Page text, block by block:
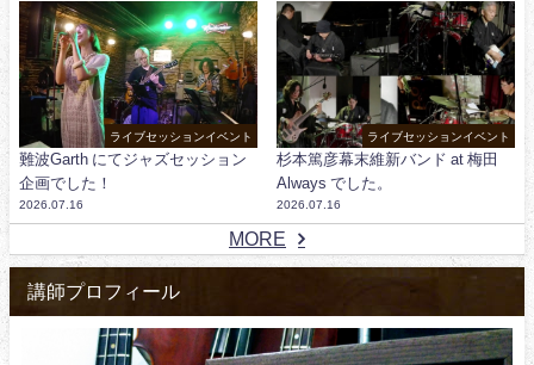
ライブセッションイベント
難波Garth にてジャズセッション
企画でした！
2026.07.16
ライブセッションイベント
杉本篤彦幕末維新バンド at 梅田
Always でした。
2026.07.16
MORE
講師プロフィール